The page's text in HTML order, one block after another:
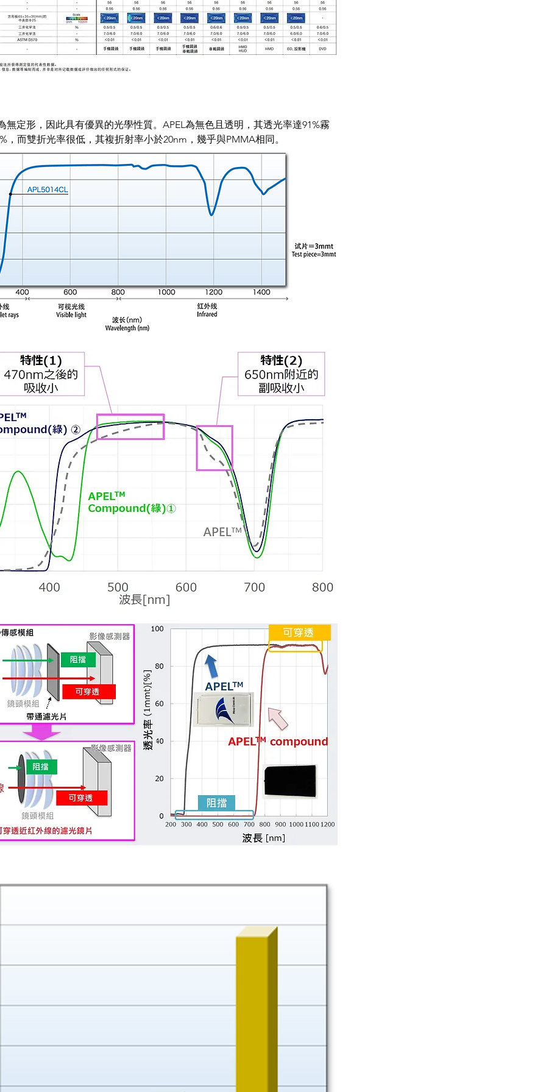
無定形，因此具有優異的光學性質。APEL為無色且透明，其透光率達91%霧
，而雙折光率很低，其複折射率小於20nm，幾乎與PMMA相同。